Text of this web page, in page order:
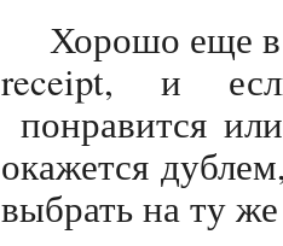
Хорошо еще в
receipt, и
понравится
окажется
выбрать на ту